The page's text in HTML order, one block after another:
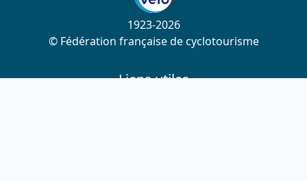
1923-2026
© Fédération française de cyclotourisme
Liens utiles